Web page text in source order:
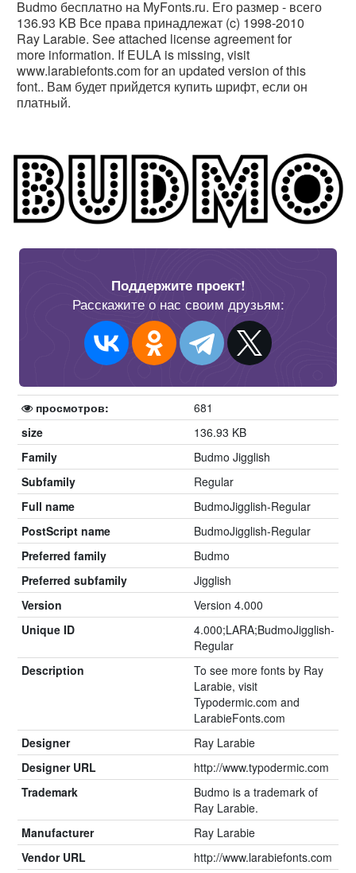
Budmo бесплатно на MyFonts.ru. Его размер - всего
136.93 KB Все права принадлежат (c) 1998-2010
Ray Larabie. See attached license agreement for
more information. If EULA is missing, visit
www.larabiefonts.com for an updated version of this
font.. Вам будет прийдется купить шрифт, если он
платный.
Поддержите проект!
Расскажите о нас своим друзьям:
просмотров:
681
size
136.93 KB
Family
Budmo Jigglish
Subfamily
Regular
Full name
BudmoJigglish-Regular
PostScript name
BudmoJigglish-Regular
Preferred family
Budmo
Preferred subfamily
Jigglish
Version
Version 4.000
Unique ID
4.000;LARA;BudmoJigglish-
Regular
Description
To see more fonts by Ray
Larabie, visit
Typodermic.com and
LarabieFonts.com
Designer
Ray Larabie
Designer URL
http://www.typodermic.com
Trademark
Budmo is a trademark of
Ray Larabie.
Manufacturer
Ray Larabie
Vendor URL
http://www.larabiefonts.com